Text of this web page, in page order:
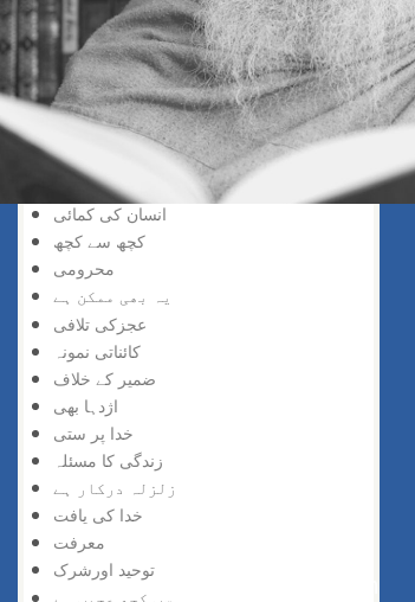
جھوٹی بڑائی
خدا کی نشانی
خدا کا فیضان
دینِ فطرت
کائنات کی معنویت
انسان کی بے چارگی
انسان کی تلاش
انسان کی کمائی
کچھ سے کچھ
محرومی
یہ بھی ممکن ہے
عجزکی تلافی
کائناتی نمونہ
ضمیر کے خلاف
اژدہا بھی
خدا پر ستی
زندگی کا مسئلہ
زلزلہ درکار ہے
خدا کی یافت
معرفت
توحید اورشرک
سب کچھ عجیب ہے